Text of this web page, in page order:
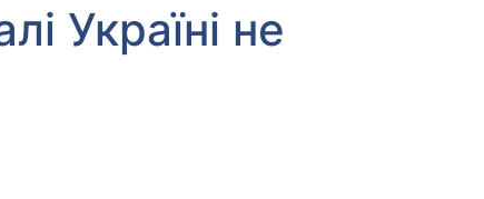
Україні не